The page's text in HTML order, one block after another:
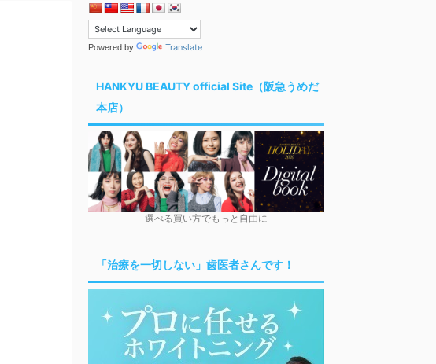
Powered by Translate
HANKYU BEAUTY official Site（阪急うめだ
本店）
選べる買い方でもっと自由に
「治療を一切しない」歯医者さんです！